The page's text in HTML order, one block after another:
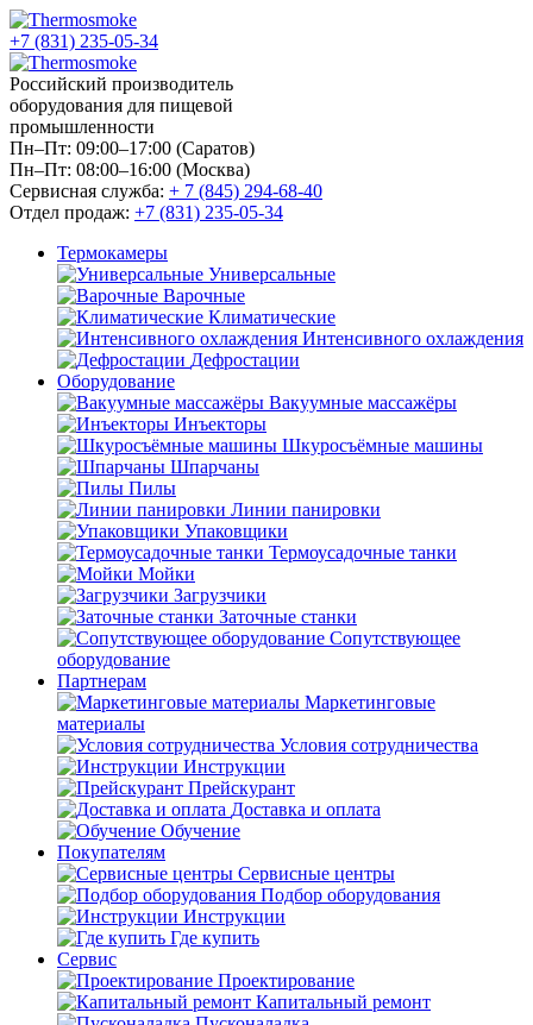
+7 (831) 235-05-34
Российский производитель
оборудования для пищевой
промышленности
Пн–Пт: 09:00–17:00 (Саратов)
Пн–Пт: 08:00–16:00 (Москва)
Сервисная служба: + 7 (845) 294-68-40
Отдел продаж: +7 (831) 235-05-34
Термокамеры
Универсальные
Варочные
Климатические
Интенсивного охлаждения
Дефростации
Оборудование
Вакуумные массажёры
Инъекторы
Шкуросъёмные машины
Шпарчаны
Пилы
Линии панировки
Упаковщики
Термоусадочные танки
Мойки
Загрузчики
Заточные станки
Сопутствующее
оборудование
Партнерам
Маркетинговые
материалы
Условия сотрудничества
Инструкции
Прейскурант
Доставка и оплата
Обучение
Покупателям
Сервисные центры
Подбор оборудования
Инструкции
Где купить
Сервис
Проектирование
Капитальный ремонт